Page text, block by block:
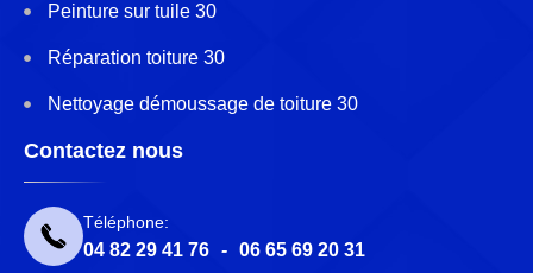
Peinture sur tuile 30
Réparation toiture 30
Nettoyage démoussage de toiture 30
Contactez nous
Téléphone:
04 82 29 41 76 - 06 65 69 20 31